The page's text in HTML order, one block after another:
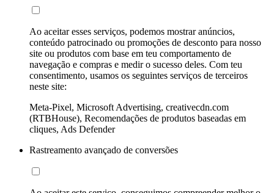
Ao aceitar esses serviços, podemos mostrar anúncios,
conteúdo patrocinado ou promoções de desconto para nosso
site ou produtos com base em teu comportamento de
navegação e compras e medir o sucesso deles. Com teu
consentimento, usamos os seguintes serviços de terceiros
neste site:
Meta-Pixel, Microsoft Advertising, creativecdn.com
(RTBHouse), Recomendações de produtos baseadas em
cliques, Ads Defender
Rastreamento avançado de conversões